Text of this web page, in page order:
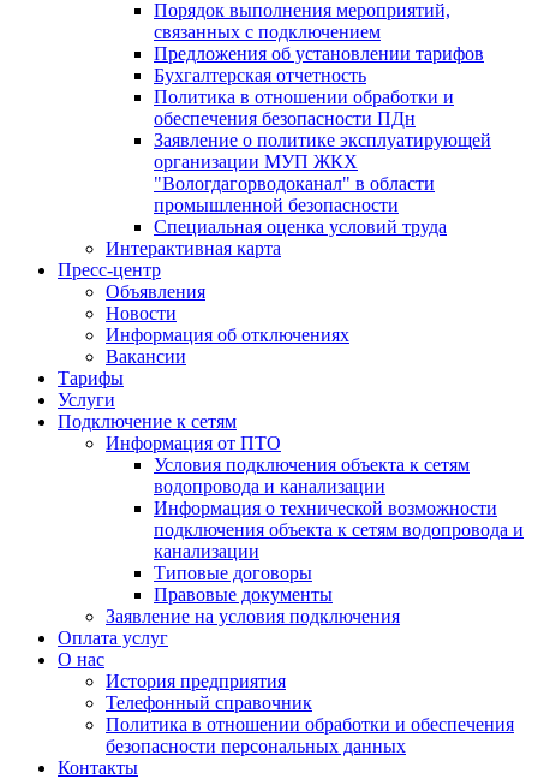
Порядок выполнения мероприятий,
связанных с подключением
Предложения об установлении тарифов
Бухгалтерская отчетность
Политика в отношении обработки и
обеспечения безопасности ПДн
Заявление о политике эксплуатирующей
организации МУП ЖКХ
"Вологдагорводоканал" в области
промышленной безопасности
Специальная оценка условий труда
Интерактивная карта
Пресс-центр
Объявления
Новости
Информация об отключениях
Вакансии
Тарифы
Услуги
Подключение к сетям
Информация от ПТО
Условия подключения объекта к сетям
водопровода и канализации
Информация о технической возможности
подключения объекта к сетям водопровода и
канализации
Типовые договоры
Правовые документы
Заявление на условия подключения
Оплата услуг
О нас
История предприятия
Телефонный справочник
Политика в отношении обработки и обеспечения
безопасности персональных данных
Контакты